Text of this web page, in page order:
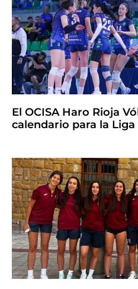
El OCISA Haro Rioja
calendario para la